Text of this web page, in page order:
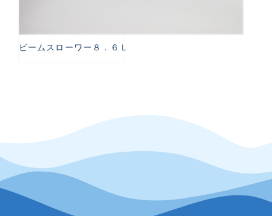
ビームスローワー８．６Ｌ